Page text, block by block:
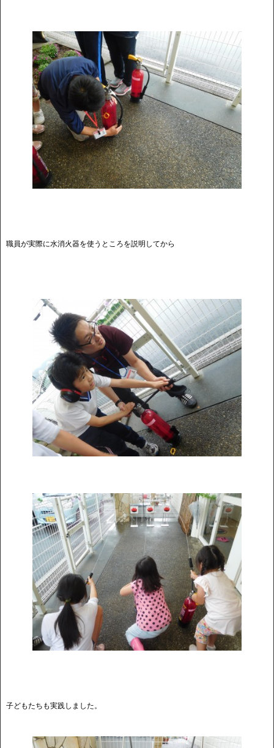
職員が実際に水消火器を使うところを説明してから
子どもたちも実践しました。